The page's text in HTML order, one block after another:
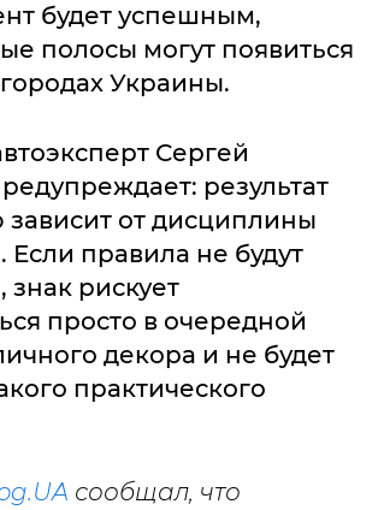
будет успешным,
полосы могут появиться
Украины.
Сергей
результат
зависит от дисциплины
Если правила не будут
знак рискует
просто в очередной
декора и не будет
практического
сообщал, что